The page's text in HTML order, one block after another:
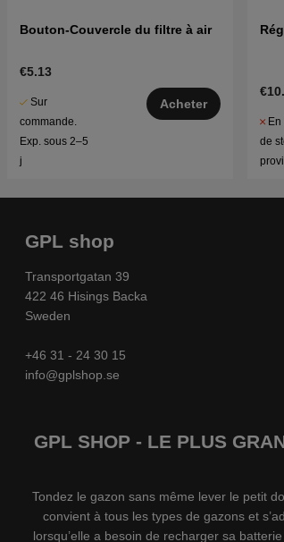
Bouton-Couvercle du filtre à air
€5.13
Sur
commande.
Exp. sous 2–5
j
Acheter
En
de
GPL shop
Transportgatan 39
422 46 Hisings Backa
Sweden
+46 31 - 24 30 15
info@gplshop.se
GPL SHOP - LE PLUS
Tondez le gazon sans même lever le petit
convient à tous les types de gazons et
lorsqu’elle a besoin de recharger sa